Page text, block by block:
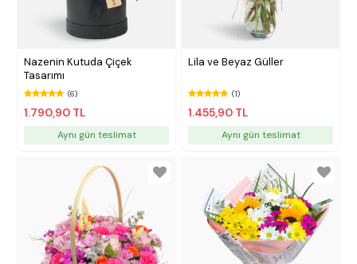
Nazenin Kutuda Çiçek
Tasarımı
(6)
1.790,90 TL
Aynı gün teslimat
Lila ve Beyaz Güller
(1)
1.455,90 TL
Aynı gün teslimat